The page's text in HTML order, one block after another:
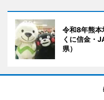
令和8年熊
くに信金・
県）